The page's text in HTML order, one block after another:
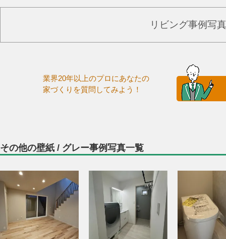
リビング事例写
業界20年以上のプロにあなたの
家づくりを質問してみよう！
その他の壁紙 / グレー事例写真一覧